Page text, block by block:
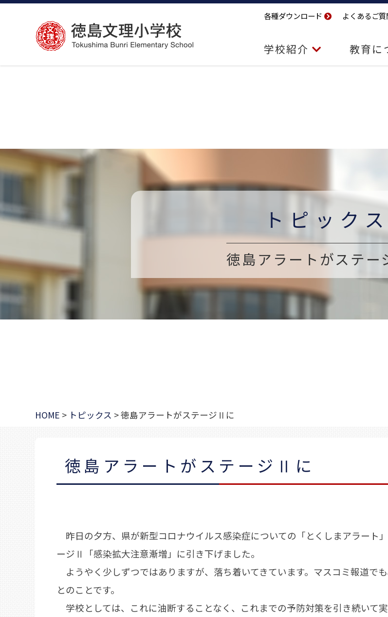
コ
ッ
プ
各種ダウンロード よくあるご
学校紹介 教育に
トピックス
徳島アラートがステ
HOME > トピックス >徳島アラートがステージⅡに
徳島アラートがステージⅡに
昨日の夕方、県が新型コロナウイルス感染症についての「とくしまアラート
ージⅡ「感染拡大注意漸増」に引き下げました。
ようやく少しずつではありますが、落ち着いてきています。マスコミ報道で
とのことです。
学校としては、これに油断することなく、これまでの予防対策を引き続いて